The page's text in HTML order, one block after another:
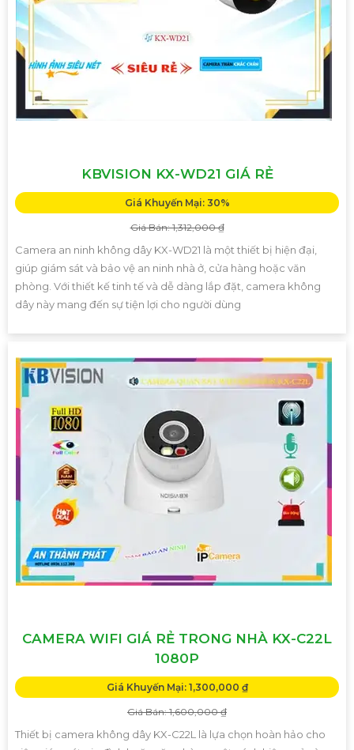
KBVISION KX-WD21 GIÁ RẺ
Giá Khuyến Mại: 30%
Giá Bán: 1,312,000 ₫
Camera an ninh không dây KX-WD21 là một thiết bị hiện đại,
giúp giám sát và bảo vệ an ninh nhà ở, cửa hàng hoặc văn
phòng. Với thiết kế tinh tế và dễ dàng lắp đặt, camera không
dây này mang đến sự tiện lợi cho người dùng
CAMERA WIFI GIÁ RẺ TRONG NHÀ KX-C22L
1080P
Giá Khuyến Mại: 1,300,000 ₫
Giá Bán: 1,600,000 ₫
Thiết bị camera không dây KX-C22L là lựa chọn hoàn hảo cho